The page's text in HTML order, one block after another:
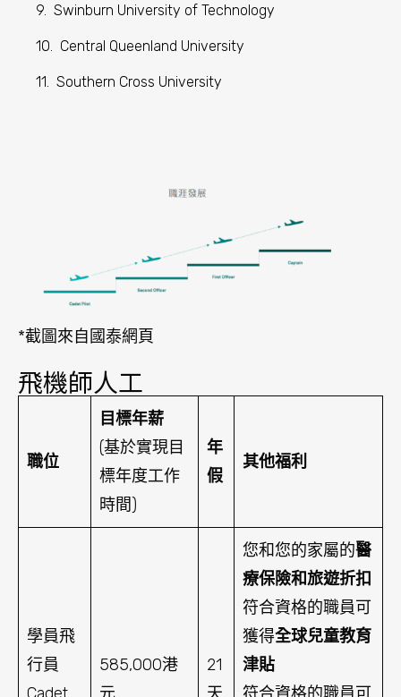
Swinburn University of Technology
Central Queenland University
Southern Cross University
*截圖來自國泰網頁
飛機師人工
職位
目標年薪
(基於實現目
標年度工作
時間)
年
假
其他福利
學員飛
行員
Cadet
585,000港
元
21
天
您和您的家屬的醫
療保險和旅遊折扣
符合資格的職員可
獲得全球兒童教育
津貼
符合資格的職員可